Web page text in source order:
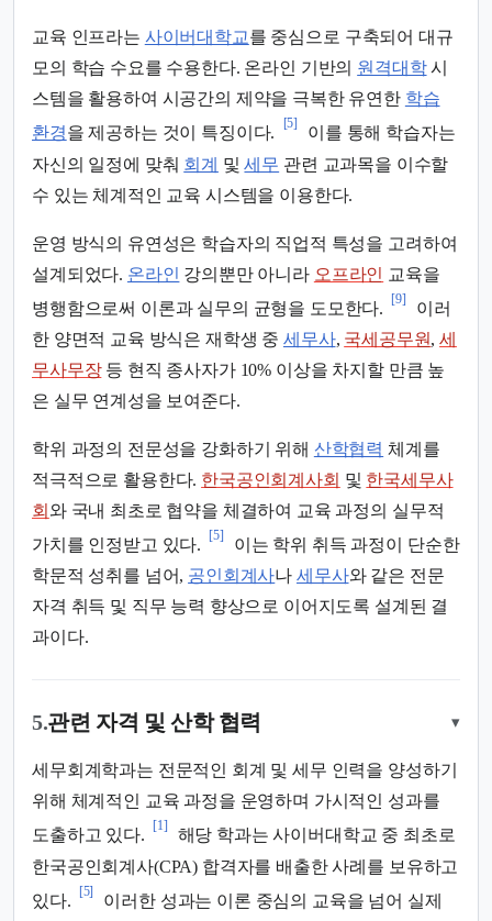
교육 인프라는 사이버대학교를 중심으로 구축되어 대규
모의 학습 수요를 수용한다. 온라인 기반의 원격대학시
스템을 활용하여 시공간의 제약을 극복한 유연한 학습
환경을 제공하는 것이 특징이다.
[5]
이를 통해 학습자는
자신의 일정에 맞춰 회계 및세무 관련 교과목을 이수할
수 있는 체계적인 교육 시스템을 이용한다.
운영 방식의 유연성은 학습자의 직업적 특성을 고려하여
설계되었다. 온라인 강의뿐만 아니라 오프라인 교육을
병행함으로써 이론과 실무의 균형을 도모한다.
[9]
이러
한 양면적 교육 방식은 재학생 중 세무사, 국세공무원,세
무사무장등 현직 종사자가 10% 이상을 차지할 만큼 높
은 실무 연계성을 보여준다.
학위 과정의 전문성을 강화하기 위해 산학협력 체계를
적극적으로 활용한다. 한국공인회계사회 및 한국세무사
회 와 국내 최초로 협약을 체결하여 교육 과정의 실무적
가치를 인정받고 있다.
[5]
이는 학위 취득 과정이 단순한
학문적 성취를 넘어, 공인회계사나 세무사와 같은 전문
자격 취득 및 직무 능력 향상으로 이어지도록 설계된 결
과이다.
5.관련 자격 및 산학 협력 ▾
세무회계학과는 전문적인 회계 및 세무 인력을 양성하기
위해 체계적인 교육 과정을 운영하며 가시적인 성과를
도출하고 있다.
[1]
해당 학과는 사이버대학교 중 최초로
한국공인회계사(CPA) 합격자를 배출한 사례를 보유하고
있다.
[5]
이러한 성과는 이론 중심의 교육을 넘어 실제